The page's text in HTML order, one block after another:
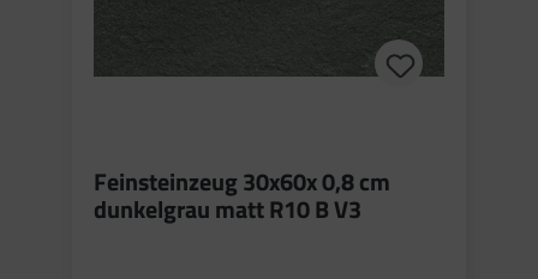
Feinsteinzeug 30x60x 0,8 cm
dunkelgrau matt R10 B V3